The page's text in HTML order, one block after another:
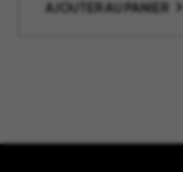
initial
actuel
AJOUTER AU PANIER